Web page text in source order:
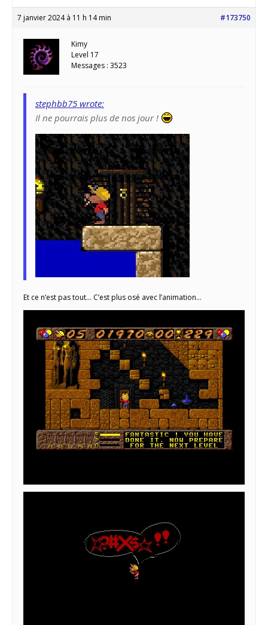
7 janvier 2024 à 11 h 14 min #173750
Kimy
Level 17
Messages : 3523
stephbb75 wrote:
Il ne pourrais plus de nos jour !
Et ce n’est pas tout… C’est plus osé avec l’animation…